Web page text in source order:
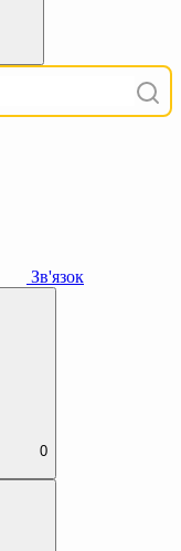
Зв'язок
0